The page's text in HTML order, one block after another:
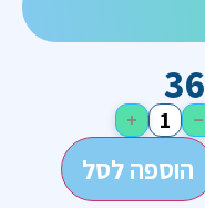
36
−
+
הוספה לסל